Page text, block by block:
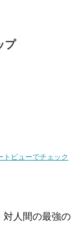
プ
ビューでチェック
人間の最強の